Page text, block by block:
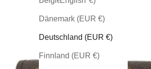
Dänemark (EUR €)
Deutschland (EUR €)
Finnland (EUR €)